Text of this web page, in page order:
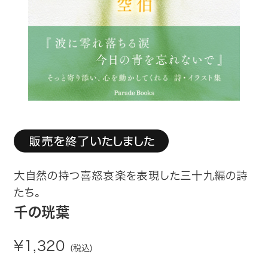
生活・健康
論文・学術書・参考書
絵本・児童書
社会・思想・哲学
写真集
電子書籍
ご案内
大自然の持つ喜怒哀楽を表現した三十九編の詩
たち。
千の珖葉
¥1,320 (税込)